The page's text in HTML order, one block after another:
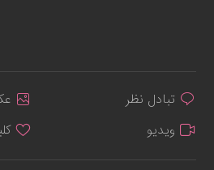
تبادل نظر
ویدیو